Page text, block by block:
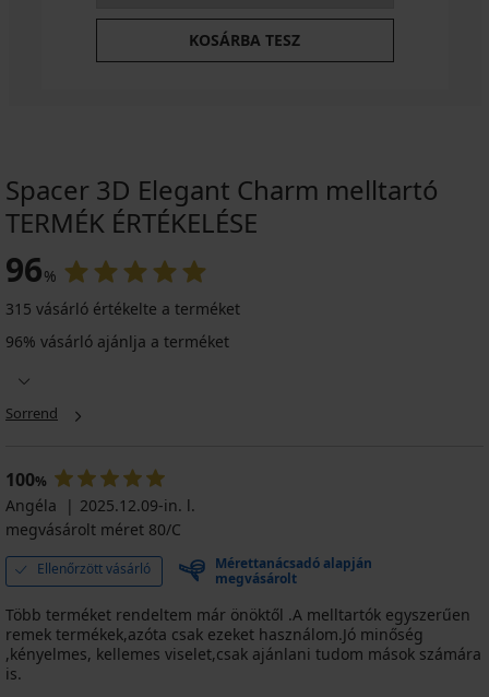
KOSÁRBA TESZ
Spacer 3D Elegant Charm melltartó
TERMÉK ÉRTÉKELÉSE
96%
315 vásárló értékelte a terméket
96% vásárló ajánlja a terméket
Sorrend
100%
Angéla
2025.12.09-in. l.
megvásárolt méret 80/C
Ellenőrzött vásárló
Mérettanácsadó alapján
megvásárolt
Több terméket rendeltem már önöktől .A melltartók egyszerűen
remek termékek,azóta csak ezeket használom.Jó minőség
,kényelmes, kellemes viselet,csak ajánlani tudom mások számára
is.